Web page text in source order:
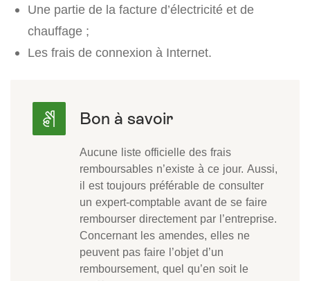
Une partie de la facture d’électricité et de
chauffage ;
Les frais de connexion à Internet.
Aucune liste officielle des frais
remboursables n’existe à ce jour. Aussi,
il est toujours préférable de consulter
un expert-comptable avant de se faire
rembourser directement par l’entreprise.
Concernant les amendes, elles ne
peuvent pas faire l’objet d’un
remboursement, quel qu’en soit le